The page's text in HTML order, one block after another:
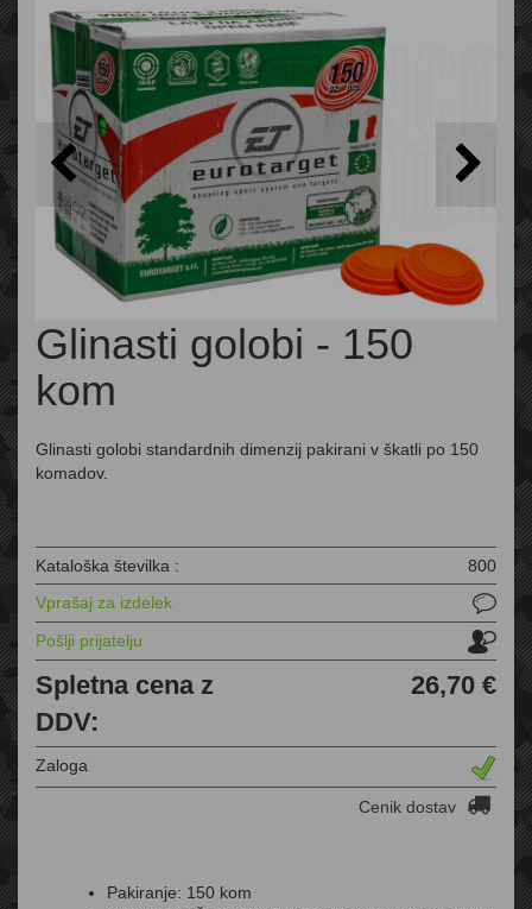
Glinasti golobi - 150
kom
Glinasti golobi standardnih dimenzij pakirani v škatli po 150
komadov.
Kataloška številka :
800
Vprašaj za izdelek
Pošlji prijatelju
Spletna cena z
DDV:
26,70 €
Zaloga
Cenik dostav
Pakiranje: 150 kom